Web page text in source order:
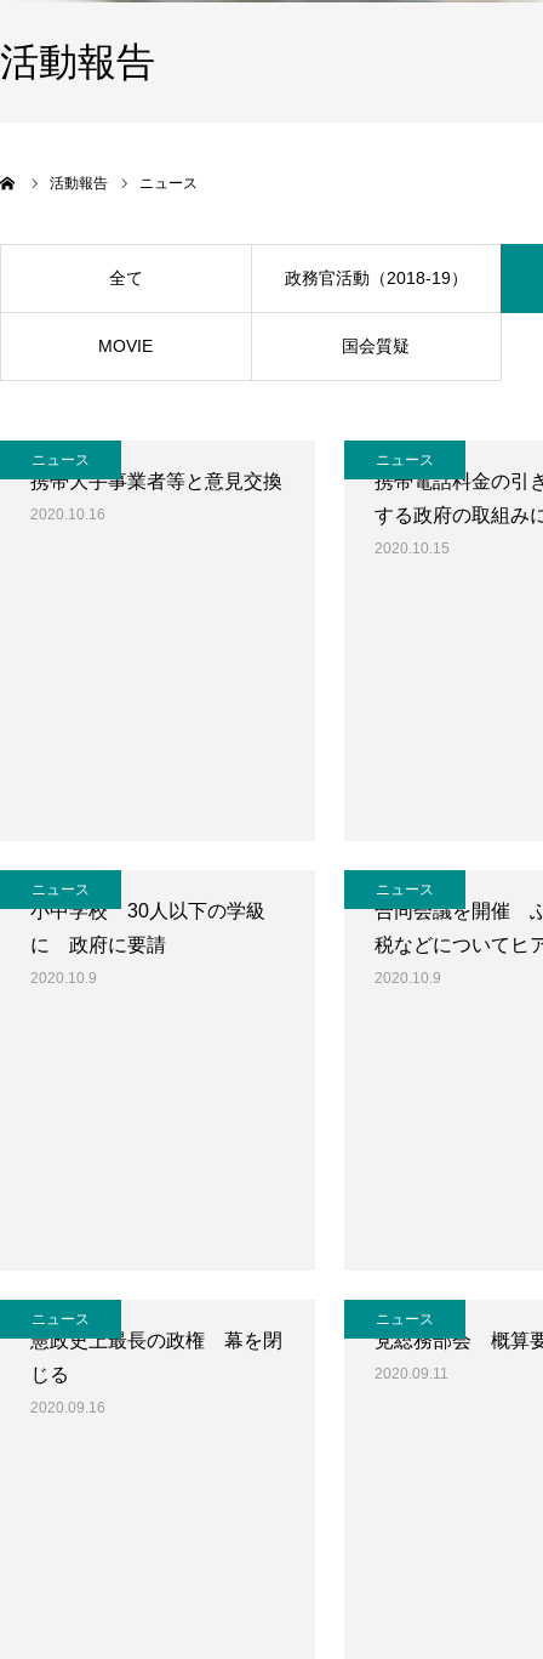
活動報告
活動報告 ニュース
全て 政務官活動（2018-19）
MOVIE 国会質疑
ニュース
携帯大手事業者等と意見交換
2020.10.16
ニュース
携帯電話料金の引
する政府の取組み
2020.10.15
ニュース
小中学校 30人以下の学級
に 政府に要請
2020.10.9
ニュース
合同会議を開催
税などについてヒ
2020.10.9
ニュース
憲政史上最長の政権 幕を閉
じる
2020.09.16
ニュース
党総務部会 概算
2020.09.11